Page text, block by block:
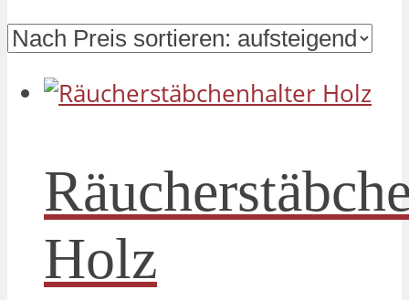
sortiert:
aufsteigend
Holz